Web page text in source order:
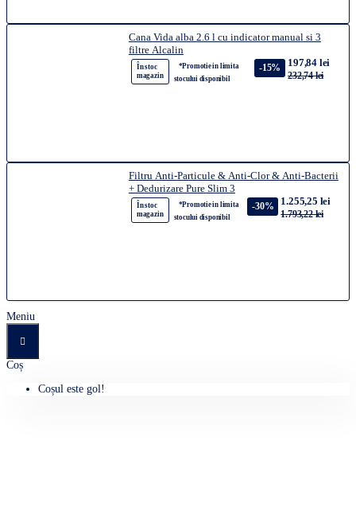
Cana Vida alba 2.6 l cu indicator manual si 3
filtre Alcalin
În stoc
magazin
*Promotie in limita
stocului disponibil
-15% 197,84 lei
232,74 lei
Filtru Anti-Particule & Anti-Clor & Anti-Bacterii
+ Dedurizare Pure Slim 3
În stoc
magazin
*Promotie in limita
stocului disponibil
-30% 1.255,25 lei
1.793,22 lei
Meniu
Coș
Coșul este gol!